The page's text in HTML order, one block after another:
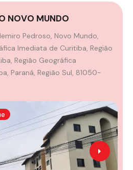
NOVO MUNDO
Pedroso, Novo Mundo,
Imediata de Curitiba, Região
Região Geográfica
Paraná, Região Sul, 81050-